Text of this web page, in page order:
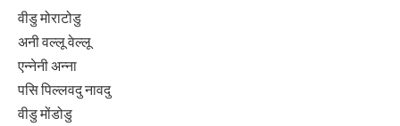
वीडु मोराटोडु
अनी वल्लू वेल्लू
एन्नेनी अन्ना
पसि पिल्लवदु नावदु
वीडु मोंडोडु